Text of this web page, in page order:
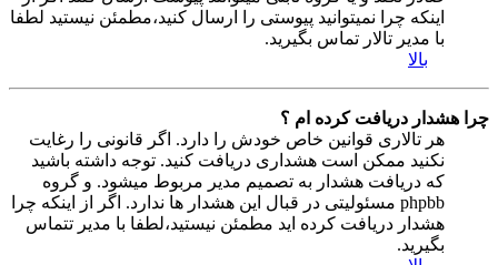
اینکه چرا نمیتوانید پیوستی را ارسال کنید،مطمئن نیستید لطفا
با مدیر تالار تماس بگیرید.
بالا
چرا هشدار دریافت کرده ام ؟
هر تالاری قوانین خاص خودش را دارد. اگر قانونی را رغایت
نکنید ممکن است هشداری دریافت کنید. توجه داشته باشید
که دریافت هشدار به تصمیم مدیر مربوط میشود. و گروه
phpbb مسئولیتی در قبال این هشدار ها ندارد. اگر از اینکه چرا
هشدار دریافت کرده اید مطمئن نیستید،لطفا با مدیر تتماس
بگیرید.